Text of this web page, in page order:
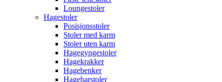
Loungestoler
Hagestoler
Posisjonsstoler
Stoler med karm
Stoler uten karm
Hagegyngestoler
Hagekrakker
Hagebenker
Hagebarstoler